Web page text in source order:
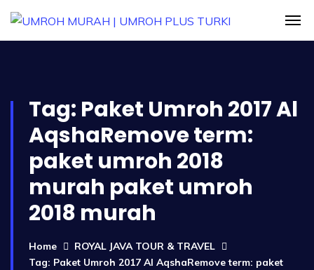
Tag: Paket Umroh 2017 Al
AqshaRemove term:
paket umroh 2018
murah paket umroh
2018 murah
Home
ROYAL JAVA TOUR & TRAVEL
Tag: Paket Umroh 2017 Al AqshaRemove term: paket